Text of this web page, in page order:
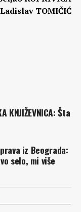
TOMIČIĆ
KNJIŽEVNICA: Šta
iz Beograda:
selo, mi više